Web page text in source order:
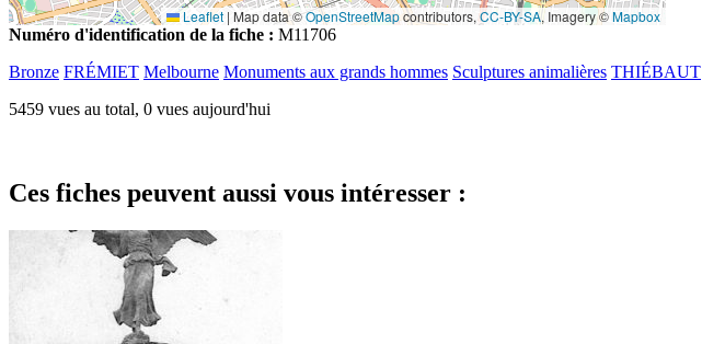
Leaflet | Map data ©OpenStreetMapcontributors,CC-BY-SA, Imagery ©Mapbox
Numéro d'identification de la fiche : M11706
Bronze FRÉMIET Melbourne Monuments aux grands hommes Sculptures animalières THIÉBAUT
5459 vues au total, 0 vues aujourd'hui
Ces fiches peuvent aussi vous intéresser :